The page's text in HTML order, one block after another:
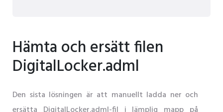
Hämta och ersätt filen
DigitalLocker.adml
Den sista lösningen är att manuellt ladda ner och